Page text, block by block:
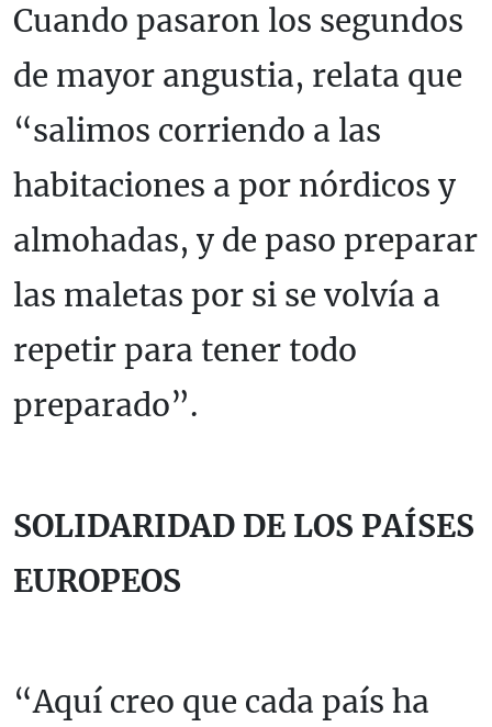
Cuando pasaron los segundos
de mayor angustia, relata que
“salimos corriendo a las
habitaciones a por nórdicos y
almohadas, y de paso preparar
las maletas por si se volvía a
repetir para tener todo
preparado”.
SOLIDARIDAD DE LOS PAÍSES
EUROPEOS
“Aquí creo que cada país ha